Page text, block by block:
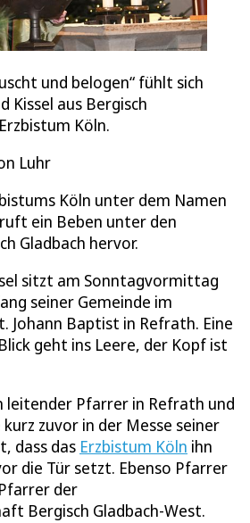
und belogen“ fühlt sich
Kissel aus Bergisch
Köln.
Luhr
Köln unter dem Namen
ein Beben unter den
Gladbach hervor.
sitzt am Sonntagvormittag
seiner Gemeinde im
Johann Baptist in Refrath. Eine
geht ins Leere, der Kopf ist
leitender Pfarrer in Refrath und
zuvor in der Messe seiner
dass das Erzbistum Köln ihn
die Tür setzt. Ebenso Pfarrer
der
Bergisch Gladbach-West.